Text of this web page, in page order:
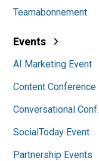
Teamabonnement
Events
AI Marketing Event
Content Conference
Conversational Conf.
SocialToday Event
Partnership Events